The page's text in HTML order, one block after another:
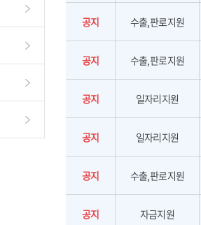
공지 수출,판로지원
공지 수출,판로지원
공지 일자리지원
공지 일자리지원
공지 수출,판로지원
공지 자금지원